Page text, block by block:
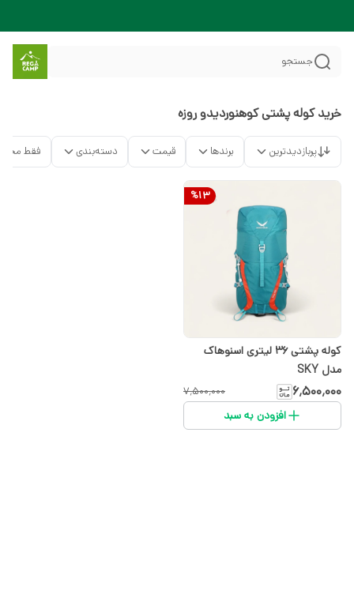
جستجو
خرید کوله پشتی کوهنوردیدو روزه
پربازدیدترین برندها قیمت دسته‌بندی فقط
%13
کوله پشتی 36 لیتری اسنوهاک
مدل SKY
۶٬۵۰۰٬۰۰۰ ۷٬۵۰۰٬۰۰۰
افزودن به سبد